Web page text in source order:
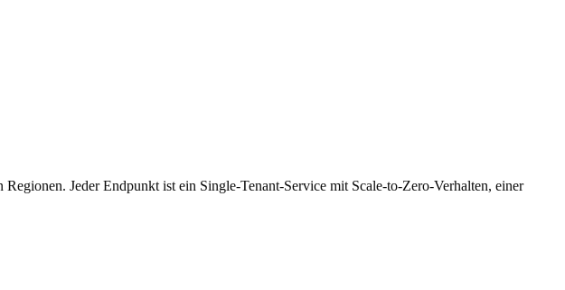
Jeder Endpunkt ist ein Single-Tenant-Service mit Scale-to-Zero-Verhalten, einer